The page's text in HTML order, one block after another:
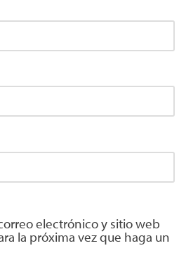
electrónico y sitio web
la próxima vez que haga un